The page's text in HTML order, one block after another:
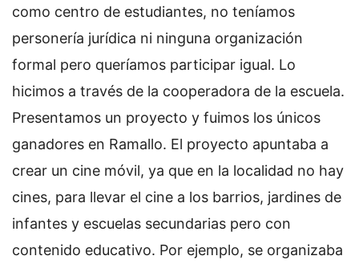
como centro de estudiantes, no teníamos
personería jurídica ni ninguna organización
formal pero queríamos participar igual. Lo
hicimos a través de la cooperadora de la escuela.
Presentamos un proyecto y fuimos los únicos
ganadores en Ramallo. El proyecto apuntaba a
crear un cine móvil, ya que en la localidad no hay
cines, para llevar el cine a los barrios, jardines de
infantes y escuelas secundarias pero con
contenido educativo. Por ejemplo, se organizaba